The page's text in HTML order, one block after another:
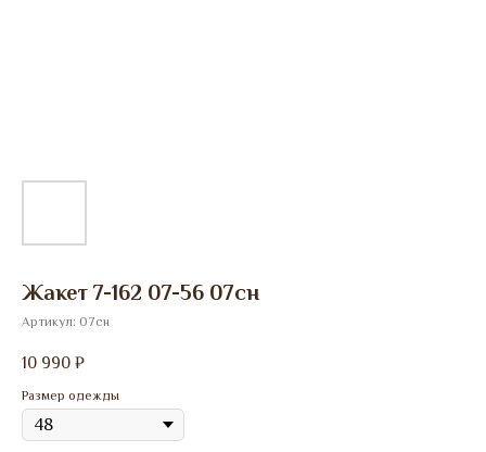
Жакет 7-162 07-56 07сн
Артикул: 07сн
10 990 ₽
Размер одежды